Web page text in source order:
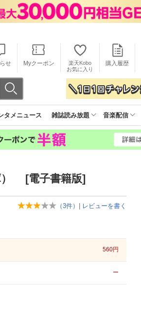
せ Myクーポン
楽天Kobo
お気に入り
購入履歴
タメニュース 雑誌読み放題 音楽配信
[電子書籍版]
（3件） レビューを書く
560円
ー